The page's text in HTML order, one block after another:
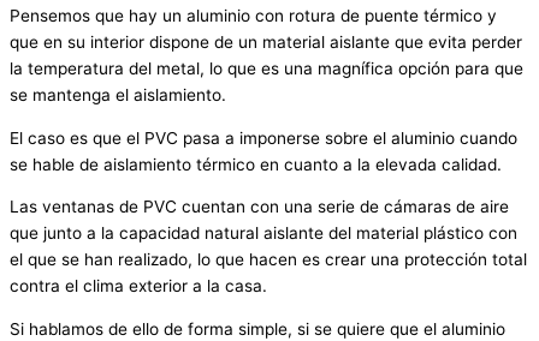
Pensemos que hay un aluminio con rotura de puente térmico y
que en su interior dispone de un material aislante que evita perder
la temperatura del metal, lo que es una magnífica opción para que
se mantenga el aislamiento.
El caso es que el PVC pasa a imponerse sobre el aluminio cuando
se hable de aislamiento térmico en cuanto a la elevada calidad.
Las ventanas de PVC cuentan con una serie de cámaras de aire
que junto a la capacidad natural aislante del material plástico con
el que se han realizado, lo que hacen es crear una protección total
contra el clima exterior a la casa.
Si hablamos de ello de forma simple, si se quiere que el aluminio